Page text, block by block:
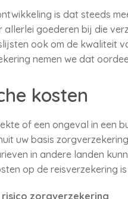
is dat steeds
allerlei goederen bij die
ook om de kwaliteit
nemen we dat
kosten
of een ongeval in een
uw basis
in andere landen
op de reisverzekering
risico zorgverzekering